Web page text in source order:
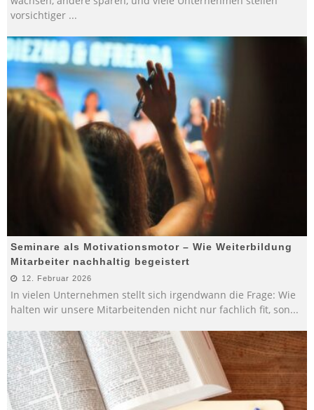
vorsichtiger ...
Seminare als Motivationsmotor – Wie Weiterbildung
Mitarbeiter nachhaltig begeistert
12. Februar 2026
In vielen Unternehmen stellt sich irgendwann die Frage: Wie
halten wir unsere Mitarbeitenden nicht nur fachlich fit, son...